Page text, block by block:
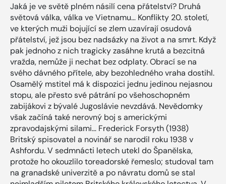
Jaká je ve světě plném násilí cena přátelství? Druhá
světová válka, válka ve Vietnamu… Konflikty 20. století,
ve kterých muži bojující se zlem uzavírají osudová
přátelství, jež jsou bez nadsázky na život a na smrt. Když
pak jednoho z nich tragicky zasáhne krutá a bezcitná
vražda, nemůže ji nechat bez odplaty. Obrací se na
svého dávného přítele, aby bezohledného vraha dostihl.
Osamělý mstitel má k dispozici jednu jedinou nejasnou
stopu, ale přesto své pátrání po všehoschopném
zabijákovi z bývalé Jugoslávie nevzdává. Nevědomky
však začíná také nerovný boj s americkými
zpravodajskými silami… Frederick Forsyth (1938)
Britský spisovatel a novinář se narodil roku 1938 v
Ashfordu. V sedmnácti letech utekl do Španělska,
protože ho okouzlilo toreadorské řemeslo; studoval tam
na granadské univerzitě a po návratu domů se stal